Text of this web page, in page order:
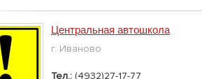
Центральная автошкола
г. Иваново
Тел.: (4932)27-17-77